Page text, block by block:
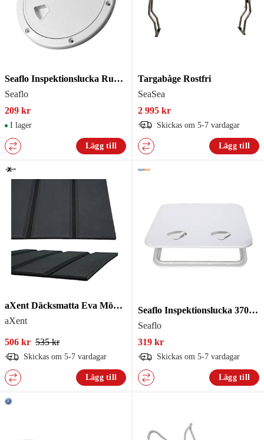
Seaflo Inspektionslucka Rund 250mm
Seaflo
209 kr
I lager
Lägg till
Targabåge Rostfri
SeaSea
2 995 kr
Skickas om 5-7 vardagar
Lägg till
aXent Däcksmatta Eva Mörkgrå Teak
aXent
506 kr 535 kr
Skickas om 5-7 vardagar
Lägg till
Seaflo Inspektionslucka 370X375mm
Seaflo
319 kr
Skickas om 5-7 vardagar
Lägg till